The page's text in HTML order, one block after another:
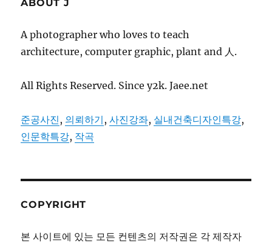
ABOUT J
A photographer who loves to teach
architecture, computer graphic, plant and 人.
All Rights Reserved. Since y2k. Jaee.net
준공사진 , 의뢰하기 ,사진강좌, 실내건축디자인특강,
인문학특강, 작곡
COPYRIGHT
본 사이트에 있는 모든 컨텐츠의 저작권은 각 제작자